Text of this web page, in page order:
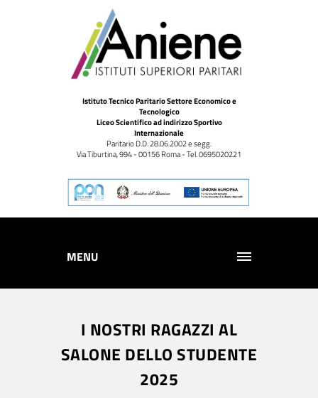
Istituto Tecnico Paritario Settore Economico e
Tecnologico
Liceo Scientifico ad indirizzo Sportivo
Internazionale
Paritario D.D. 28.06.2002 e segg.
Via Tiburtina, 994 - 00156 Roma - Tel. 0695020221
MENU
I NOSTRI RAGAZZI AL
SALONE DELLO STUDENTE
2025